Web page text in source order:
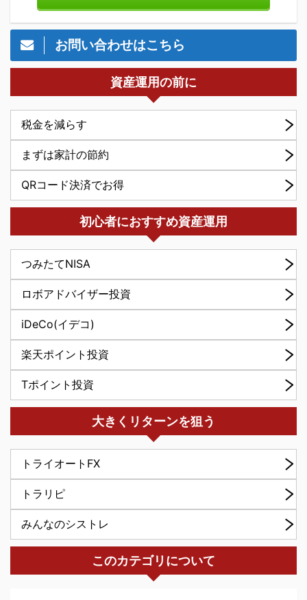
お問い合わせはこちら
資産運用の前に
税金を減らす
まずは家計の節約
QRコード決済でお得
初心者におすすめ資産運用
つみたてNISA
ロボアドバイザー投資
iDeCo(イデコ)
楽天ポイント投資
Tポイント投資
大きくリターンを狙う
トライオートFX
トラリピ
みんなのシストレ
このカテゴリについて